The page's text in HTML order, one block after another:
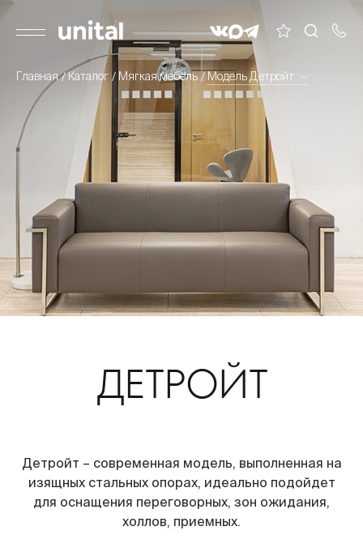
Главная Каталог Мягкая мебель Модель Детройт
ДЕТРОЙТ
Детройт – современная модель, выполненная на
изящных стальных опорах, идеально подойдет
для оснащения переговорных, зон ожидания,
холлов, приемных.